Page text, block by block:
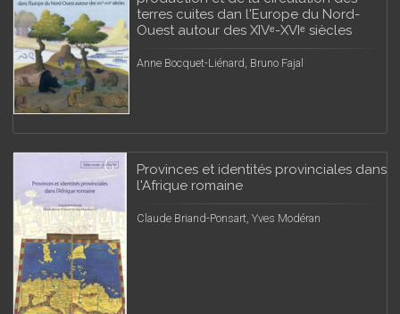
terres cuites dan l'Europe du Nord-
Ouest autour des XIVᵉ-XVIᵉ siècles
Anne Bocquet-Liénard, Bruno Fajal
Provinces et identités provinciales dans
l'Afrique romaine
Claude Briand-Ponsart, Yves Modéran